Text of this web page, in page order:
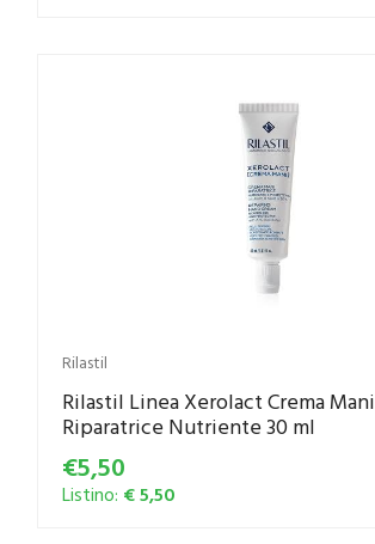
Rilastil
Rilastil Linea Xerolact Crema Mani
Riparatrice Nutriente 30 ml
€5,50
Listino: € 5,50